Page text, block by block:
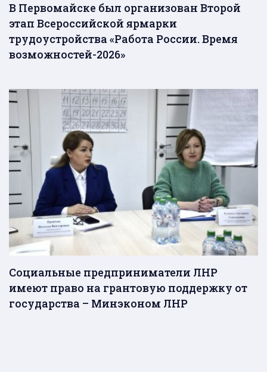
В Первомайске был организован Второй
этап Всероссийской ярмарки
трудоустройства «Работа России. Время
возможностей-2026»
Социальные предприниматели ЛНР
имеют право на грантовую поддержку от
государства – Минэконом ЛНР